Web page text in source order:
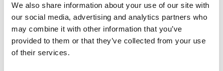
We also share information about your use of our site with
our social media, advertising and analytics partners who
may combine it with other information that you’ve
provided to them or that they’ve collected from your use
of their services.
för stödsamtal för dig som är över 18 år . Maila
eller ring oss för mer information.
Vi finns tillgängliga vardagar mellan 8.30 och